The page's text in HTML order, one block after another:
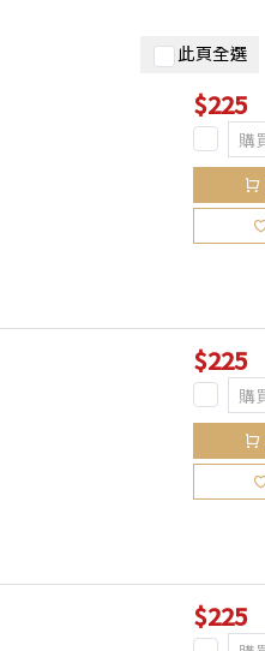
此頁全選
$225
$225
$225